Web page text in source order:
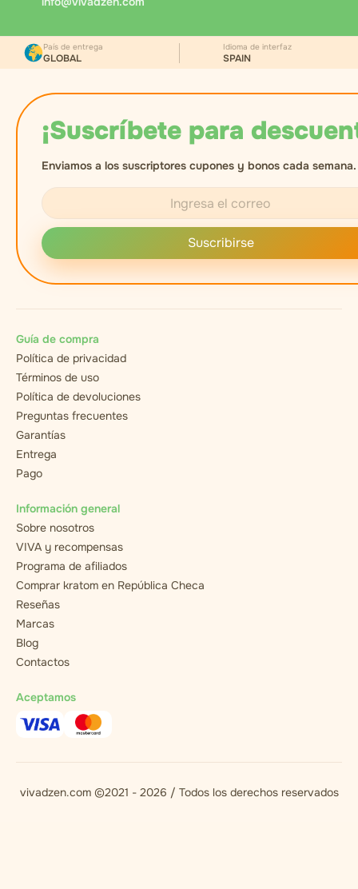
¡Suscríbete para
Enviamos a los suscriptores cupones y bonos cada semana.
Suscribirse
País de entrega
GLOBAL
Idioma de interfaz
SPAIN
Guía de compra
Política de privacidad
Términos de uso
Política de devoluciones
Preguntas frecuentes
Garantías
Entrega
Pago
Información general
Sobre nosotros
VIVA y recompensas
Programa de afiliados
Comprar kratom en República Checa
Reseñas
Marcas
Blog
Contactos
Aceptamos
vivadzen.com ©2021 - 2026 / Todos los derechos reservados